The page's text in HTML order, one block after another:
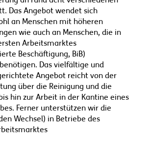
Das Angebot wendet sich
an Menschen mit höheren
wie auch an Menschen, die in
Arbeitsmarktes
Beschäftigung, BiB)
Das vielfältige und
Angebot reicht von der
über die Reinigung und die
hin zur Arbeit in der Kantine eines
Ferner unterstützen wir die
Wechsel) in Betriebe des